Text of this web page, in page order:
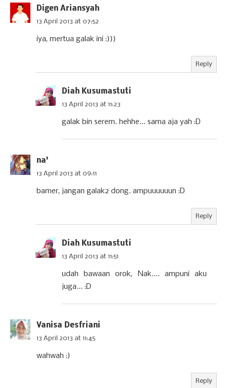
Digen Ariansyah
13 April 2013 at 07:52
iya, mertua galak ini :)))
Reply
Diah Kusumastuti
13 April 2013 at 11:23
galak bin serem. hehhe... sama aja yah :D
na'
13 April 2013 at 09:11
bamer, jangan galak2 dong. ampuuuuuun :D
Reply
Diah Kusumastuti
13 April 2013 at 11:51
udah bawaan orok, Nak.... ampuni aku
juga... :D
Vanisa Desfriani
13 April 2013 at 11:45
wahwah :)
Reply